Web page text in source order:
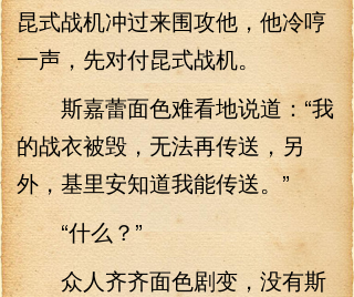
昆式战机冲过来围攻他，他冷哼
一声，先对付昆式战机。
斯嘉蕾面色难看地说道：“我
的战衣被毁，无法再传送，另
外，基里安知道我能传送。”
“什么？”
众人齐齐面色剧变，没有斯